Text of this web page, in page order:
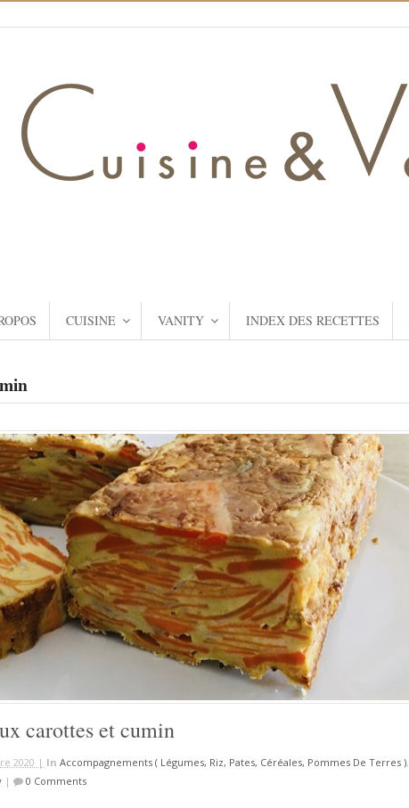
CUISINE VANITY INDEX DES RECETTES
carottes et cumin
2020 | In Accompagnements ( Légumes, Riz, Pates, Céréales, Pommes De Terres ),
| 0 Comments